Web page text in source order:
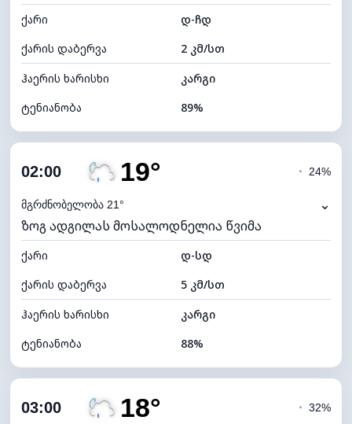
განათების ინდექსი 0 (ბნელი)
ღრუბლის სიმაღლე 8560 მ
ქარი
დ-ჩდ
ქარის დაბერვა
2 კმ/სთ
ჰაერის ხარისხი
კარგი
ტენიანობა
89%
ღრუბლიანობა
ნამის წერტილი
ხილვადობა
10 კმ
განათების ინდექსი 0 (ბნელი)
ღრუბლის სიმაღლე 9040 მ
02:00 19°
მგრძნობელობა 21°
◔ 24%
⌄
ზოგ ადგილას მოსალოდნელია წვიმა
ქარი
დ-სდ
ქარის დაბერვა
5 კმ/სთ
ჰაერის ხარისხი
კარგი
ტენიანობა
88%
ღრუბლიანობა
03:00 18° ◔ 32%